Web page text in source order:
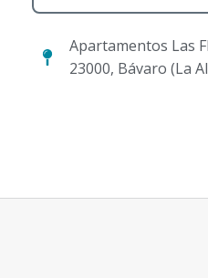
Apartamentos Las
23000, Bávaro (La